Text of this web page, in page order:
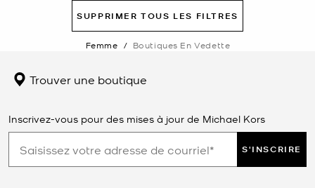
SUPPRIMER TOUS LES FILTRES
Femme / Boutiques En Vedette
Trouver une boutique
Inscrivez-vous pour des mises à jour de Michael Kors
S'INSCRIRE